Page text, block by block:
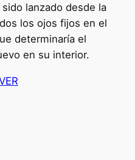
sido lanzado desde la
los ojos fijos en el
determinaría el
en su interior.